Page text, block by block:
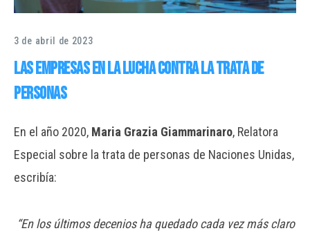
3 de abril de 2023
Las empresas en la lucha contra la trata de
personas
En el año 2020, Maria Grazia Giammarinaro, Relatora
Especial sobre la trata de personas de Naciones Unidas,
escribía:
“En los últimos decenios ha quedado cada vez más claro